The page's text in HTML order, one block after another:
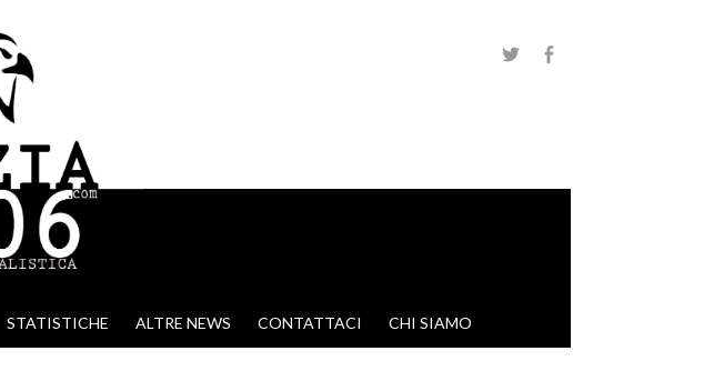
STATISTICHE ALTRE NEWS CONTATTACI CHI SIAMO